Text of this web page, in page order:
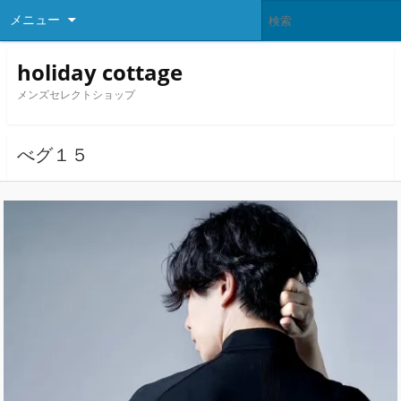
メニュー
holiday cottage
メンズセレクトショップ
べグ１５